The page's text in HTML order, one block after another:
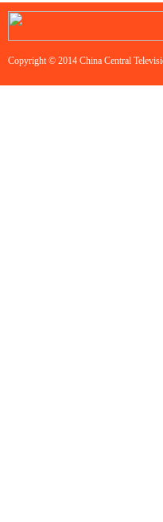
Copyright © 2014 China Central